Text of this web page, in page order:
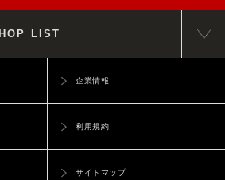
LIST
企業情報
利用規約
サイトマップ